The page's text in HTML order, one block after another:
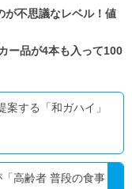
が不思議なレベル！値
ー品が4本も入って100
する「和ガハイ」
高齢者 普段の食事